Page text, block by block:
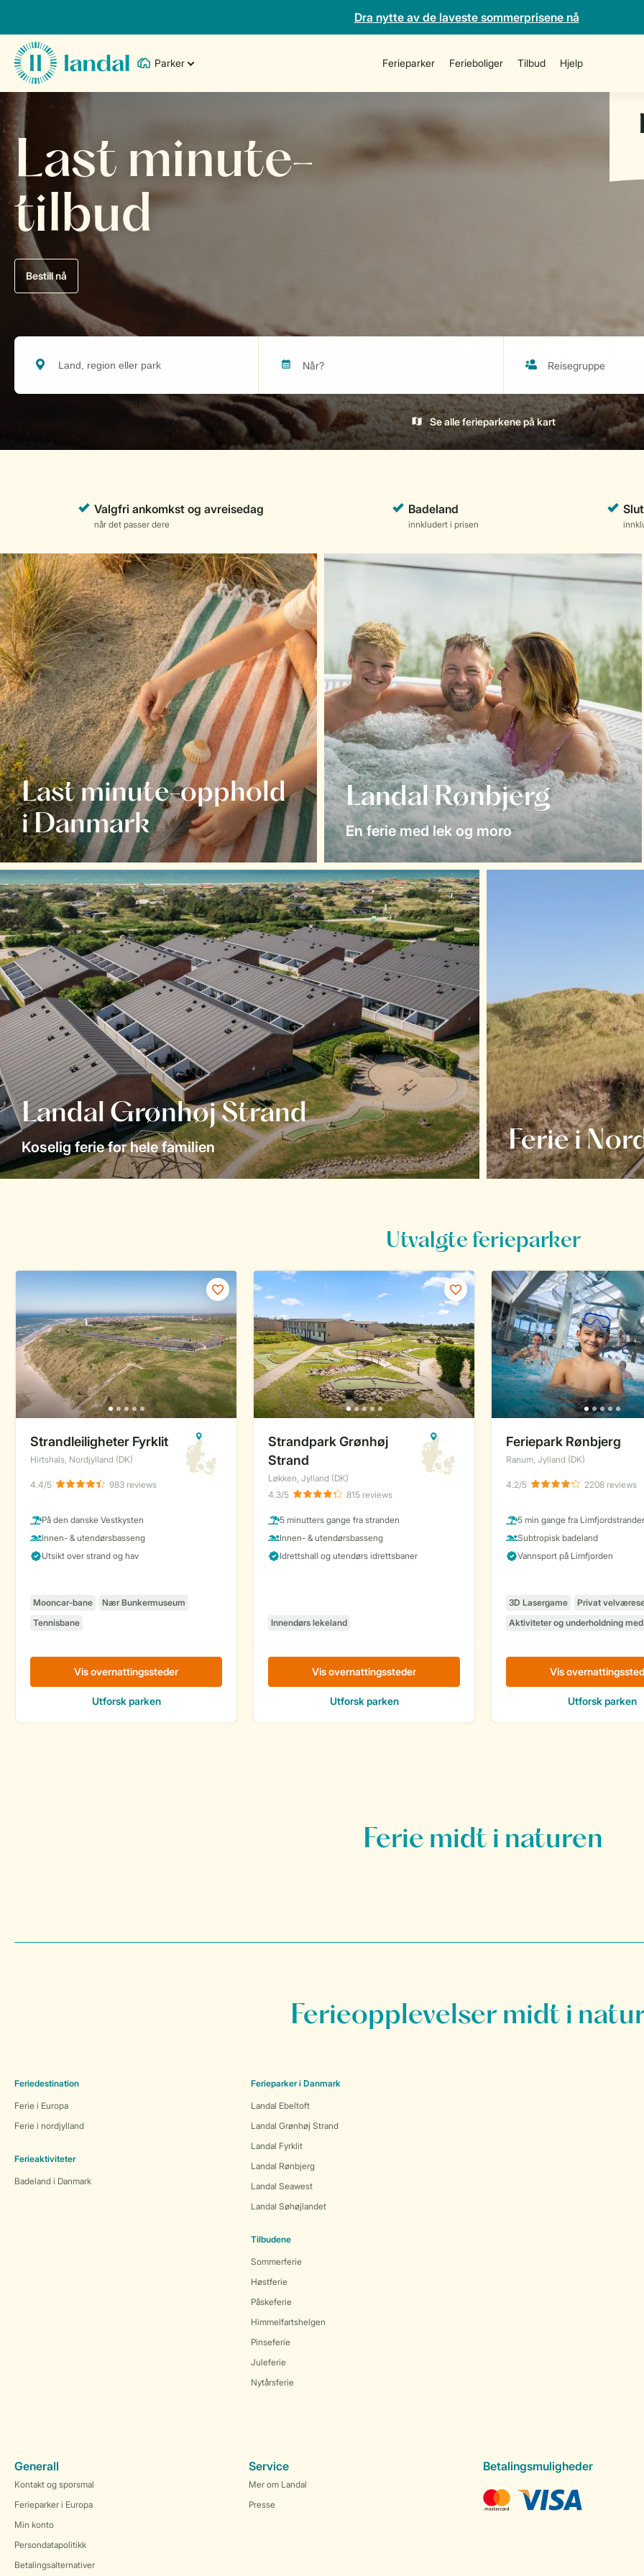
Dra nytte av de laveste sommerprisene nå
Parker Ferieparker Ferieboliger Tilbud Hjelp
Last minute-
tilbud
Bestill nå
Se alle ferieparkene på kart
Last minute-opphold
i Danmark
Landal Rønbjerg
En ferie med lek og moro
Landal Grønhøj Strand
Koselig ferie for hele familien Ferie i
Ferieopplevelser midt i
Feriedestination
Ferie i Europa
Ferie i nordjylland
Ferieaktiviteter
Badeland i Danmark
Ferieparker i Danmark
Landal Ebeltoft
Landal Grønhøj Strand
Landal Fyrklit
Landal Rønbjerg
Landal Seawest
Landal Søhøjlandet
Tilbudene
Sommerferie
Høstferie
Påskeferie
Himmelfartshelgen
Pinseferie
Juleferie
Nytårsferie
Generall
Kontakt og sporsmal
Ferieparker i Europa
Min konto
Persondatapolitikk
Betalingsalternativer
Service
Mer om Landal
Presse
Betalingsmuligheder